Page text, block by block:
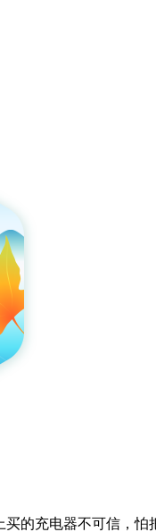
买的充电器不可信，怕